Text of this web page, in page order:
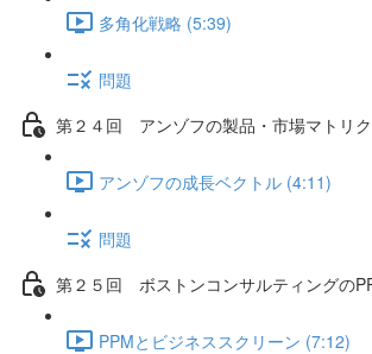
多角化戦略 (5:39)
問題
第２４回 アンゾフの製品・市場マトリ
アンゾフの成長ベクトル (4:11)
問題
第２５回 ボストンコンサルティングの
PPMとビジネススクリーン (7:12)